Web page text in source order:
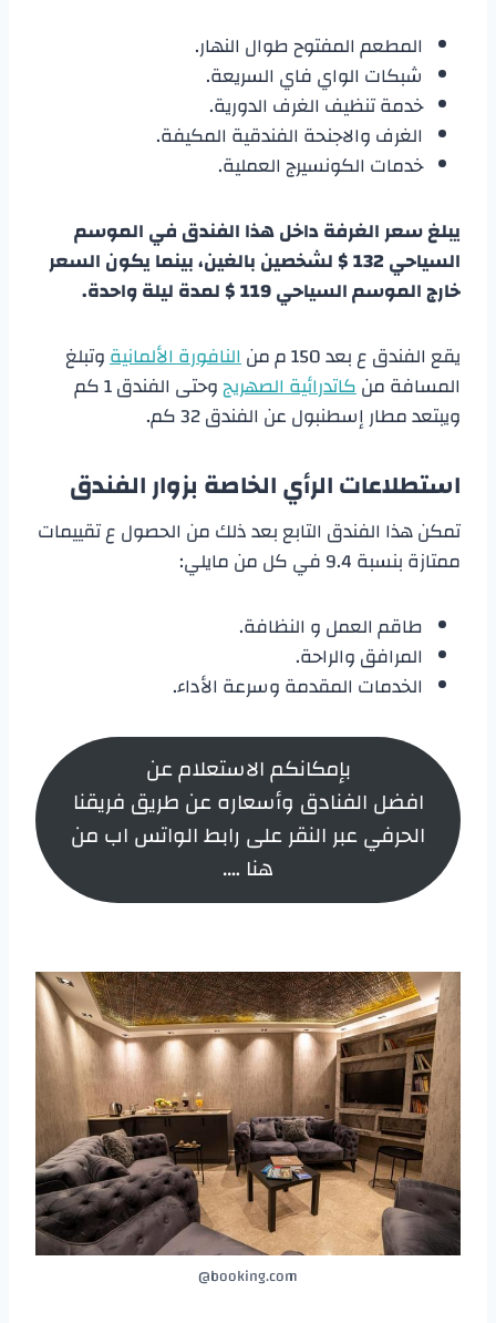
المطعم المفتوح طوال النهار.
شبكات الواي فاي السريعة.
خدمة تنظيف الغرف الدورية.
الغرف والاجنحة الفندقية المكيفة.
خدمات الكونسيرج العملية.
يبلغ سعر الغرفة داخل هذا الفندق في الموسم
السياحي 132 $ لشخصين بالغين، بينما يكون السعر
خارج الموسم السياحي 119 $ لمدة ليلة واحدة.
يقع الفندق ع بعد 150 م من
النافورة الألمانيةوتبلغ
المسافة منكاتدرائية الصهريج
وحتى الفندق 1 كم
ويبتعد مطار إسطنبول عن الفندق 32 كم.
استطلاعات الرأي الخاصة بزوار الفندق
تمكن هذا الفندق التابع بعد ذلك من الحصول ع تقييمات
ممتازة بنسبة 9.4 في كل من مايلي:
طاقم العمل و النظافة.
المرافق والراحة.
الخدمات المقدمة وسرعة الأداء.
بإمكانكم الاستعلام عن
افضل الفنادق وأسعاره عن طريق فريقنا
الحرفي عبر النقر على رابط الواتس اب من
هنا ….
booking.com@